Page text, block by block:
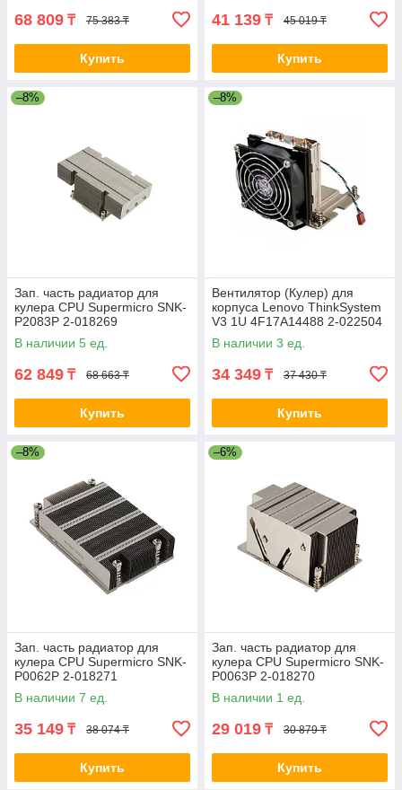
68 809 ₸ 75 383 ₸
Купить
41 139 ₸ 45 019 ₸
Купить
–8%
Зап. часть радиатор для
кулера CPU Supermicro SNK-
P2083P 2-018269
В наличии 5 ед.
62 849 ₸ 68 663 ₸
Купить
–8%
Вентилятор (Кулер) для
корпуса Lenovo ThinkSystem
V3 1U 4F17A14488 2-022504
В наличии 3 ед.
34 349 ₸ 37 430 ₸
Купить
–8%
Зап. часть радиатор для
кулера CPU Supermicro SNK-
P0062P 2-018271
В наличии 7 ед.
35 149 ₸ 38 074 ₸
Купить
–6%
Зап. часть радиатор для
кулера CPU Supermicro SNK-
P0063P 2-018270
В наличии 1 ед.
29 019 ₸ 30 879 ₸
Купить